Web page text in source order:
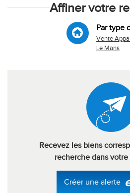
Affiner votre
Par type
Vente
Le Mans
Recevez les biens
recherche dans
Créer une alerte